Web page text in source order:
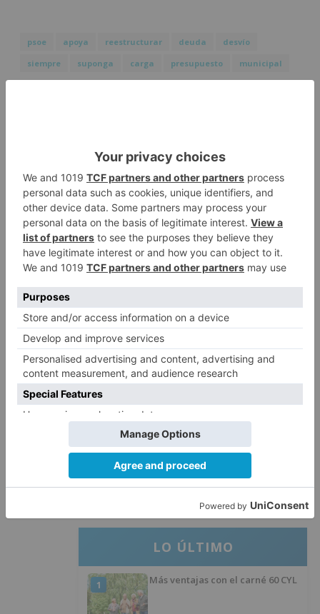
psoe apoya reestructurar deuda
desvío
siempre
suponga carga presupuesto municipal
1
Fallece un ciclista en Burgos tras
avisar otro conductor que se
había caído de la bicicleta
2
Villatoro da el primer paso para
dejar atrás su aislamiento con el
inicio de la senda peatonal y
ciclista
3
herido en Burgos tras la colisión
entre un turismo y un camión
4
La provincia de Burgos celebra
La Guardia Civil desmonta la
versión de un repartidor tras
desaparecer 3.256 euros
LO ÚLTIMO
1 Más ventajas con el carné 60 CYL